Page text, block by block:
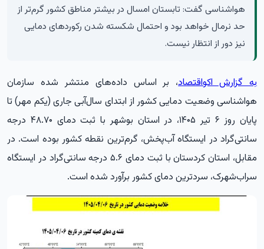
هواشناسی گفت: تابستان امسال در بیشتر مناطق کشور گرم‌تر از
حد نرمال خواهد بود و احتمال شکسته شدن رکوردهای دمایی
نیز دور از انتظار نیست.
به گزارش اکواقتصاد، بر اساس داده‌های منتشر شده سازمان
هواشناسی وضعیت دمایی کشور از ابتدای سال‌آبی جاری (یکم مهر) تا
پایان روز ۶ تیر ۱۴۰۵، در استان بوشهر با ثبت دمای ۴۸.۷۰ درجه
سانتی‌گراد در ایستگاه آب‌پخش، گرم‌ترین نقطه کشور بوده است. در
مقابل، استان کردستان با ثبت دمای ۵.۶ درجه سانتی‌گراد در ایستگاه
سراب‌شهرک، سردترین دمای کشور برآورد شده است.